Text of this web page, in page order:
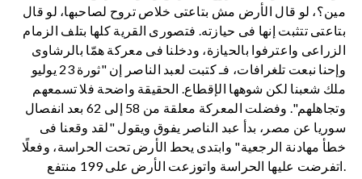
مين؟، لو قال الأرض مش بتاعتى خلاص تروح لصاحبها، لو قال
بتاعتى تتثبت إنها فى حيازته. فتصورى القرية كلها بتلف الزمام
الزراعى واعترفوا بالحيازة، ودخلنا فى معركة همّا بالرشاوى
وإحنا نبعت تلغرافات، فـ كتبت لعبد الناصر إن "ثورة 23 يوليو
ملك شعبنا لكن شوهها الإقطاع. الحقيقة واضحة فلا تسمعهم
وتجاهلهم". وفضلت المعركة معلقة من 58 إلى 62 بعد انفصال
سوريا عن مصر، بدأ عبد الناصر يفوق ويقول "لقد وقعنا فى
خطأ مهادنة الرجعية" وابتدى يحط الأرض تحت الحراسة، وفعلًا
اتفرضت عليها الحراسة واتوزعت الأرض على 199 منتفع.